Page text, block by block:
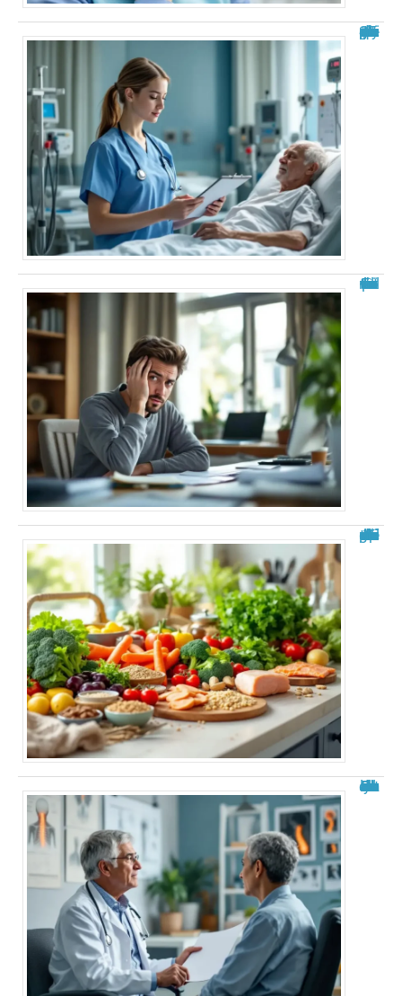
Analyse de situation IFSI : exemple pratique et guide complet
Fourmillements dans la tête : explications
Aliments à éviter après une ablation de la vésicule : guide complet
Roland Cayrol malade du cancer : état des rumeurs et réalités